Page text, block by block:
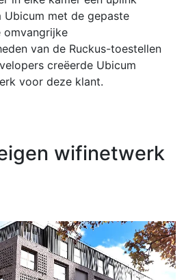
met de gepaste
omvangrijke
van de Ruckus-toestellen
creëerde Ubicum
voor deze klant.
wifinetwerk